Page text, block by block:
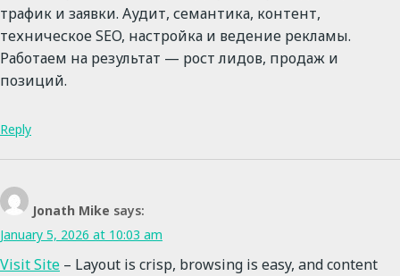
трафик и заявки. Аудит, семантика, контент,
техническое SEO, настройка и ведение рекламы.
Работаем на результат — рост лидов, продаж и
позиций.
Reply
Jonath Mike says:
January 5, 2026 at 10:03 am
Visit Site – Layout is crisp, browsing is easy, and content